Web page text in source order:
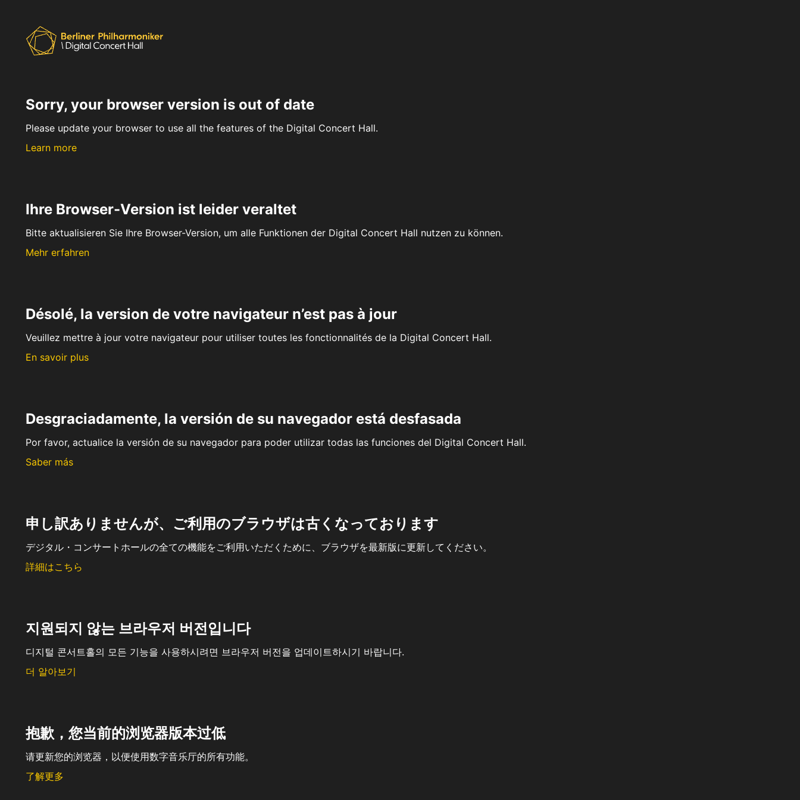
Sorry, your browser version is out of date
Please update your browser to use all the features of the Digital Concert Hall.
Learn more
Ihre Browser-Version ist leider veraltet
Bitte aktualisieren Sie Ihre Browser-Version, um alle Funktionen der Digital Concert Hall nutzen zu können.
Mehr erfahren
Désolé, la version de votre navigateur n’est pas à jour
Veuillez mettre à jour votre navigateur pour utiliser toutes les fonctionnalités de la Digital Concert Hall.
En savoir plus
Desgraciadamente, la versión de su navegador está desfasada
Por favor, actualice la versión de su navegador para poder utilizar todas las funciones del Digital Concert Hall.
Saber más
申し訳ありませんが、ご利用のブラウザは古くなっております
デジタル・コンサートホールの全ての機能をご利用いただくために、ブラウザを最新版に更新してください。
詳細はこちら
지원되지 않는 브라우저 버전입니다
디지털 콘서트홀의 모든 기능을 사용하시려면 브라우저 버전을 업데이트하시기 바랍니다.
더 알아보기
抱歉，您当前的浏览器版本过低
请更新您的浏览器，以便使用数字音乐厅的所有功能。
了解更多